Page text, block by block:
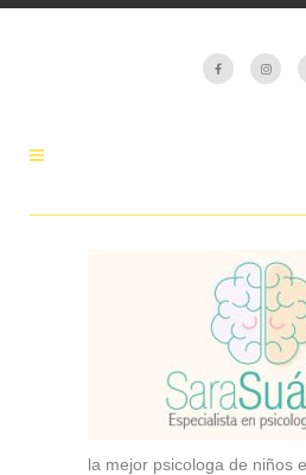
la mejor psicologa de niños